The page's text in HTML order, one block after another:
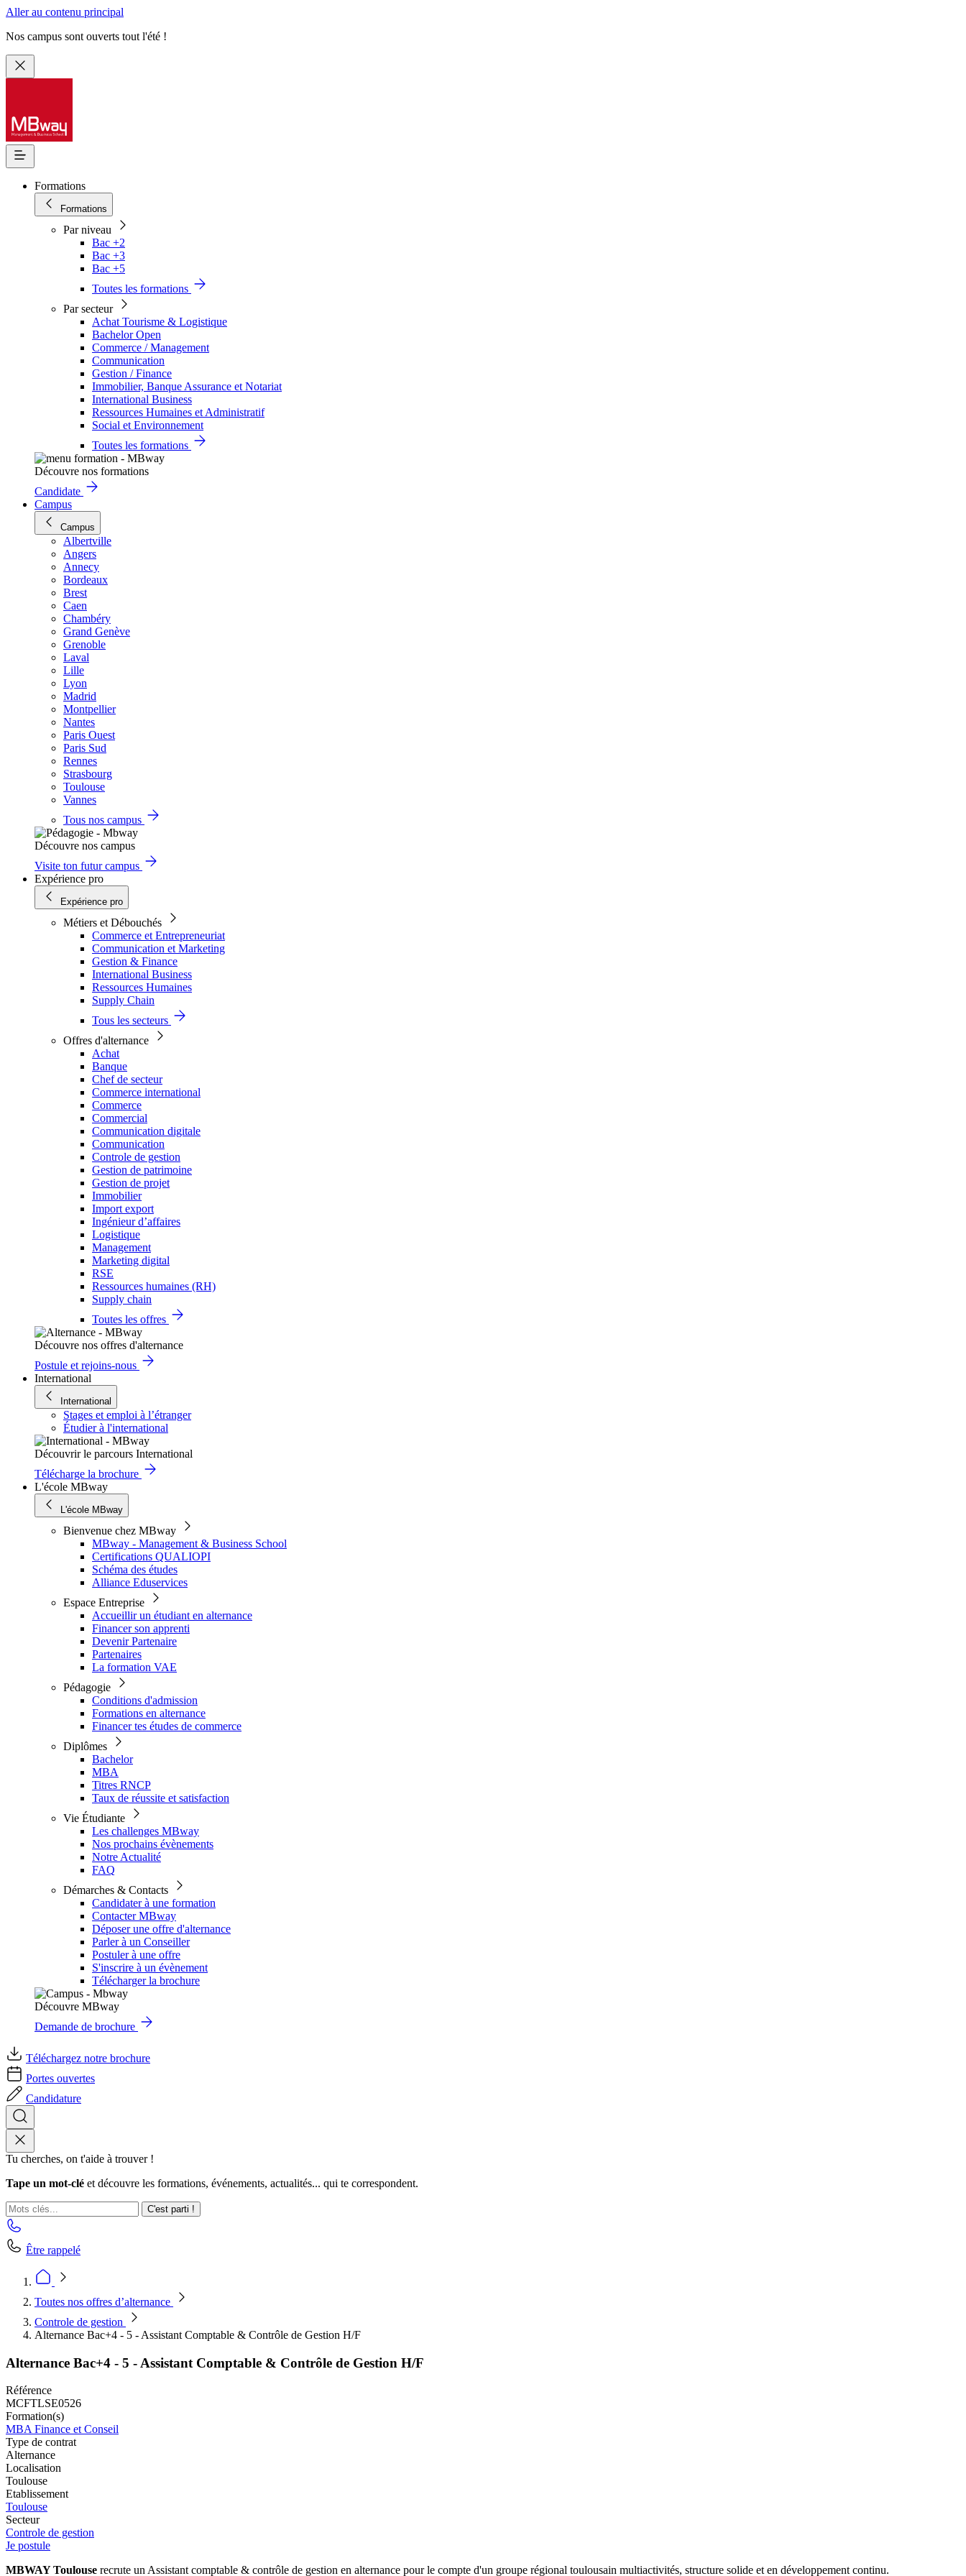
Aller au contenu principal
Nos campus sont ouverts tout l'été !
Formations
Formations
Par niveau
Bac +2
Bac +3
Bac +5
Toutes les formations
Par secteur
Achat Tourisme & Logistique
Bachelor Open
Commerce / Management
Communication
Gestion / Finance
Immobilier, Banque Assurance et Notariat
International Business
Ressources Humaines et Administratif
Social et Environnement
Toutes les formations
Découvre nos formations
Candidate
Campus
Campus
Albertville
Angers
Annecy
Bordeaux
Brest
Caen
Chambéry
Grand Genève
Grenoble
Laval
Lille
Lyon
Madrid
Montpellier
Nantes
Paris Ouest
Paris Sud
Rennes
Strasbourg
Toulouse
Vannes
Tous nos campus
Découvre nos campus
Visite ton futur campus
Expérience pro
Expérience pro
Métiers et Débouchés
Commerce et Entrepreneuriat
Communication et Marketing
Gestion & Finance
International Business
Ressources Humaines
Supply Chain
Tous les secteurs
Offres d'alternance
Achat
Banque
Chef de secteur
Commerce international
Commerce
Commercial
Communication digitale
Communication
Controle de gestion
Gestion de patrimoine
Gestion de projet
Immobilier
Import export
Ingénieur d’affaires
Logistique
Management
Marketing digital
RSE
Ressources humaines (RH)
Supply chain
Toutes les offres
Découvre nos offres d'alternance
Postule et rejoins-nous
International
International
Stages et emploi à l’étranger
Étudier à l'international
Découvrir le parcours International
Télécharge la brochure
L'école MBway
L'école MBway
Bienvenue chez MBway
MBway - Management & Business School
Certifications QUALIOPI
Schéma des études
Alliance Eduservices
Espace Entreprise
Accueillir un étudiant en alternance
Financer son apprenti
Devenir Partenaire
Partenaires
La formation VAE
Pédagogie
Conditions d'admission
Formations en alternance
Financer tes études de commerce
Diplômes
Bachelor
MBA
Titres RNCP
Taux de réussite et satisfaction
Vie Étudiante
Les challenges MBway
Nos prochains évènements
Notre Actualité
FAQ
Démarches & Contacts
Candidater à une formation
Contacter MBway
Déposer une offre d'alternance
Parler à un Conseiller
Postuler à une offre
S'inscrire à un évènement
Télécharger la brochure
Découvre MBway
Demande de brochure
Téléchargez notre brochure
Portes ouvertes
Candidature
Tu cherches, on t'aide à trouver !
Tape un mot-clé et découvre les formations, événements, actualités... qui te correspondent.
C'est parti !
Être rappelé
Toutes nos offres d’alternance
Controle de gestion
Alternance Bac+4 - 5 - Assistant Comptable & Contrôle de Gestion H/F
Alternance Bac+4 - 5 - Assistant Comptable & Contrôle de Gestion H/F
Référence
MCFTLSE0526
Formation(s)
MBA Finance et Conseil
Type de contrat
Alternance
Localisation
Toulouse
Etablissement
Toulouse
Secteur
Controle de gestion
Je postule
MBWAY Toulouse recrute un Assistant comptable & contrôle de gestion en alternance pour le compte d'un groupe régional toulousain multiactivités, structure solide et en développement continu.